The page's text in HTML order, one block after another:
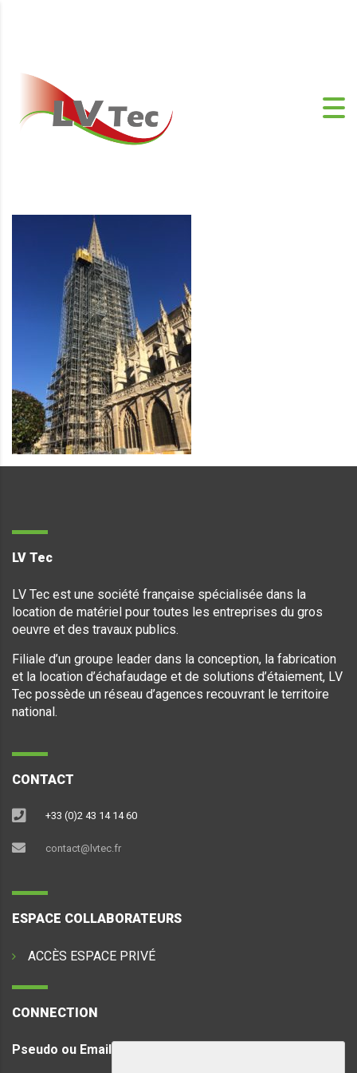
LV Tec
LV Tec est une société française spécialisée dans la
location de matériel pour toutes les entreprises du gros
oeuvre et des travaux publics.
Filiale d’un groupe leader dans la conception, la fabrication
et la location d’échafaudage et de solutions d’étaiement, LV
Tec possède un réseau d’agences recouvrant le territoire
national.
CONTACT
+33 (0)2 43 14 14 60
contact@lvtec.fr
ESPACE COLLABORATEURS
ACCÈS ESPACE PRIVÉ
CONNECTION
Pseudo ou Email